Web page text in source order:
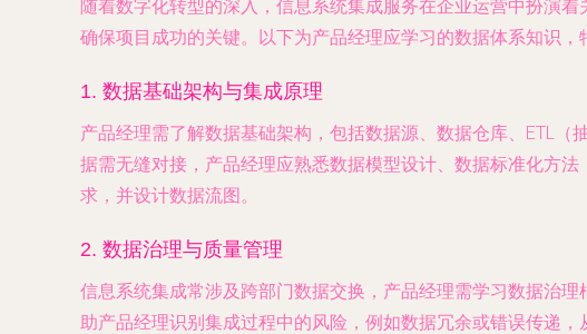
随着数字化转型的深入，信息系统集成服务在企业运营中扮演
确保项目成功的关键。以下为产品经理应学习的数据体系知识，
1. 数据基础架构与集成原理
产品经理需了解数据基础架构，包括数据源、数据仓库、ETL
据需无缝对接，产品经理应熟悉数据模型设计、数据标准化方
求，并设计数据流图。
2. 数据治理与质量管理
信息系统集成常涉及跨部门数据交换，产品经理需学习数据治
助产品经理识别集成过程中的风险，例如数据冗余或错误传递